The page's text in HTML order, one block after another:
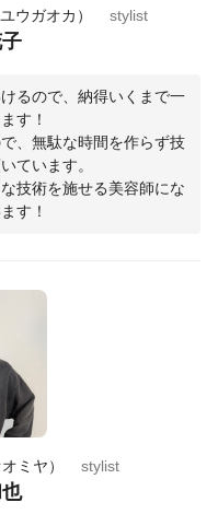
ウガオカ） stylist
るので、納得いくまで一
す！
、無駄な時間を作らず技
ています。
技術を施せる美容師にな
す！
ミヤ） stylist